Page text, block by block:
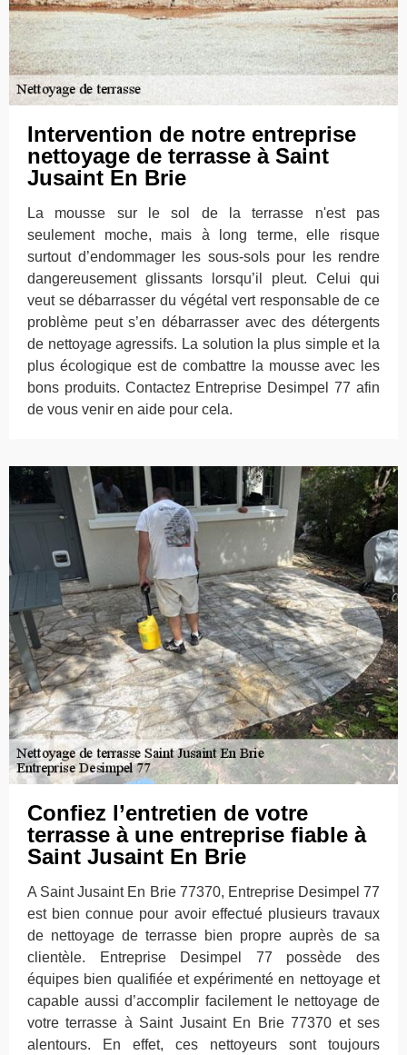
Intervention de notre entreprise
nettoyage de terrasse à Saint
Jusaint En Brie
La mousse sur le sol de la terrasse n'est pas
seulement moche, mais à long terme, elle risque
surtout d’endommager les sous-sols pour les rendre
dangereusement glissants lorsqu’il pleut. Celui qui
veut se débarrasser du végétal vert responsable de ce
problème peut s’en débarrasser avec des détergents
de nettoyage agressifs. La solution la plus simple et la
plus écologique est de combattre la mousse avec les
bons produits. Contactez Entreprise Desimpel 77 afin
de vous venir en aide pour cela.
Confiez l’entretien de votre
terrasse à une entreprise fiable à
Saint Jusaint En Brie
A Saint Jusaint En Brie 77370, Entreprise Desimpel 77
est bien connue pour avoir effectué plusieurs travaux
de nettoyage de terrasse bien propre auprès de sa
clientèle. Entreprise Desimpel 77 possède des
équipes bien qualifiée et expérimenté en nettoyage et
capable aussi d’accomplir facilement le nettoyage de
votre terrasse à Saint Jusaint En Brie 77370 et ses
alentours. En effet, ces nettoyeurs sont toujours